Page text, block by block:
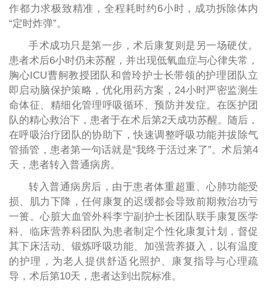
作都力求极致精准，全程耗时约6小时，成功拆除体内
“定时炸弹”。
手术成功只是第一步，术后康复则是另一场硬仗。
患者术后6小时仍未苏醒，并出现低氧血症与心律失常，
胸心ICU曹舸教授团队和曾玲护士长带领的护理团队立
即启动脑保护策略，优化用药方案，24小时严密监测生
命体征、精细化管理呼吸循环、预防并发症。在医护团
队的精心救治下，患者于在术后第2天成功苏醒。随后，
在呼吸治疗团队的协助下，快速调整呼吸功能并拔除气
管插管，患者第一句话就是“我终于活过来了”。术后第4
天，患者转入普通病房。
转入普通病房后，由于患者体重超重、心肺功能受
损、肌力下降，任何康复的迟缓都会导致前期救治功亏
一篑。心脏大血管外科李宁副护士长团队联手康复医学
科、临床营养科团队为患者制定个性化康复计划，督促
其下床活动、锻炼呼吸功能、加强营养摄入，以有温度
的护理，为老人提供舒适化照护、康复指导与心理疏
导，术后第10天，患者达到出院标准。